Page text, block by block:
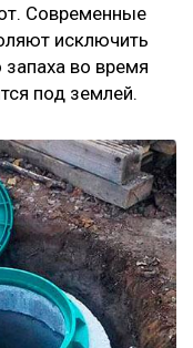
Современные
исключить
запаха во время
под землей.